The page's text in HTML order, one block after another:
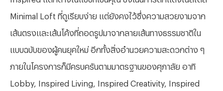
Minimal Loft ที่ดูเรียบง่าย แต่ยังคงไว้ซึ่งความสวยงามจาก
เส้นตรงและเส้นโค้งที่ถอดรูปมาจากลายเส้นทางธรรมชาติใน
แบบฉบับของผู้คนยุคใหม่ อีกทั้งสิ่งอำนวยความสะดวกต่าง ๆ
ภายในโครงการก็มีครบครันตามมาตรฐานของศุภาลัย อาทิ
Lobby, Inspired Living, Inspired Creativity, Inspired